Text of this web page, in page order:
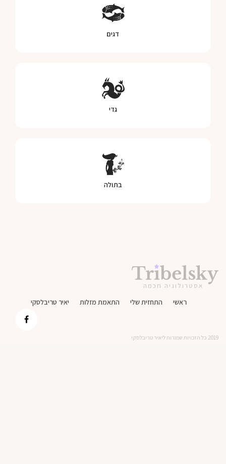
דגים
גדי
בתולה
אסטרולוגיה חכמה
ראשי התחזית שלי התאמת מזלות יאיר טריבלסקי
2019 כל הזכויות שמורות ליאיר טריבלסקי